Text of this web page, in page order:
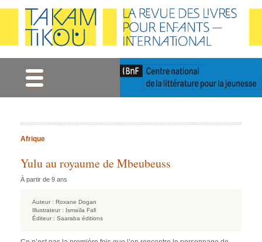
Afrique
Yulu au royaume de Mbeubeuss
À partir de 9 ans
Auteur : Roxane Dogan
Illustrateur : Ismaïla Fall
Éditeur : Saaraba éditions